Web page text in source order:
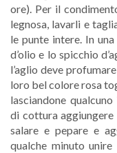
ore). Per il
legnosa, lavarli e
le punte intere. In
d’olio e lo spicchio
l’aglio deve
loro bel colore rosa
lasciandone
di cottura
salare e pepare e
qualche minuto